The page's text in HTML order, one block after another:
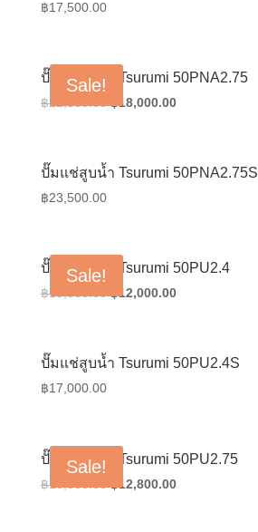
฿17,500.00
Sale!
ปั๊มแช่สูบน้ำ Tsurumi 50PNA2.75
฿22,500.00
Original
฿22,500.00.
18,000.00Current
฿18,000.00.
ปั๊มแช่สูบน้ำ Tsurumi 50PNA2.75S
฿23,500.00
Sale!
ปั๊มแช่สูบน้ำ Tsurumi 50PU2.4
฿15,000.00
Original
฿15,000.00.
฿12,000.00Current
฿12,000.00.
ปั๊มแช่สูบน้ำ Tsurumi 50PU2.4S
฿17,000.00
Sale!
ปั๊มแช่สูบน้ำ Tsurumi 50PU2.75
฿16,000.00
Original
12,800.00Current